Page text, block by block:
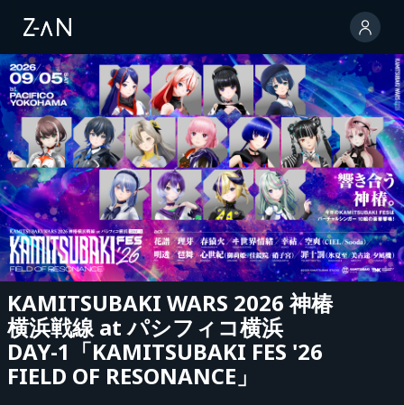
KAMITSUBAKI WARS 2026 神椿
横浜戦線 at パシフィコ横浜
DAY-1「KAMITSUBAKI FES '26
FIELD OF RESONANCE」